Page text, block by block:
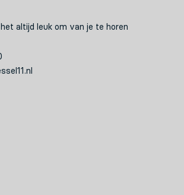
altijd leuk om van je te horen